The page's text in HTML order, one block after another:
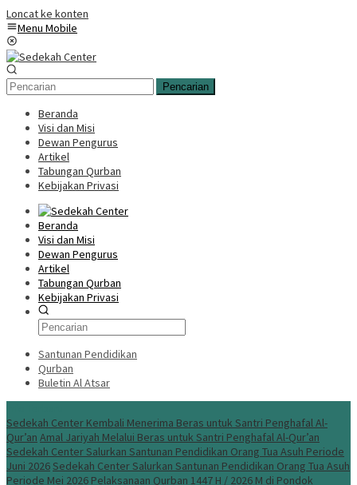
Loncat ke konten
Menu Mobile
Pencarian
Beranda
Visi dan Misi
Dewan Pengurus
Artikel
Tabungan Qurban
Kebijakan Privasi
Beranda
Visi dan Misi
Dewan Pengurus
Artikel
Tabungan Qurban
Kebijakan Privasi
Santunan Pendidikan
Qurban
Buletin Al Atsar
Sedekah Center Kembali Menerima Beras untuk Santri Penghafal Al-
Qur’an Amal Jariyah Melalui Beras untuk Santri Penghafal Al-Qur’an
Sedekah Center Salurkan Santunan Pendidikan Orang Tua Asuh Periode
Juni 2026Sedekah Center Salurkan Santunan Pendidikan Orang Tua Asuh
Periode Mei 2026 Pelaksanaan Qurban 1447 H / 2026 M di Pondok